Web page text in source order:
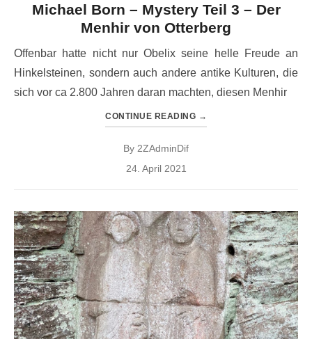
Michael Born – Mystery Teil 3 – Der
Menhir von Otterberg
Offenbar hatte nicht nur Obelix seine helle Freude an
Hinkelsteinen, sondern auch andere antike Kulturen, die
sich vor ca 2.800 Jahren daran machten, diesen Menhir
CONTINUE READING →
By 2ZAdminDif
Posted
24. April 2021